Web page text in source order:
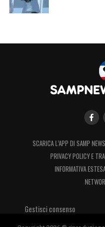
SCARICA L’APP DI SAMP
PRIVACY POLICY E
INFORMATIVA
Gestisci consenso